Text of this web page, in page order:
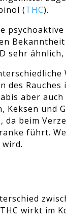
(THC).
sehr
des
aber
Keksen und
da beim
führt.
wirkt im